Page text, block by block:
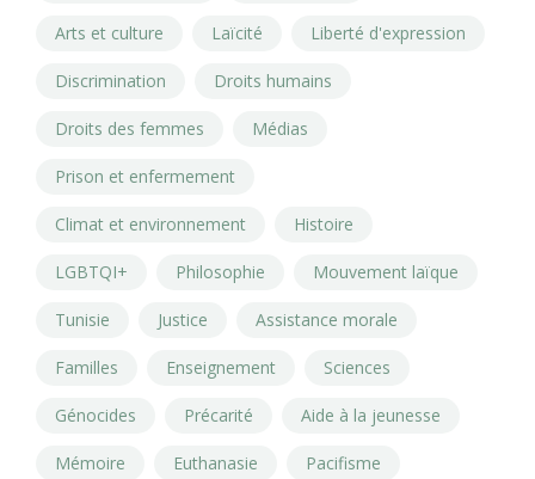
Arts et culture Laïcité Liberté d'expression
Discrimination Droits humains
Droits des femmes Médias
Prison et enfermement
Climat et environnement Histoire
LGBTQI+ Philosophie Mouvement laïque
Tunisie Justice Assistance morale
Familles Enseignement Sciences
Génocides Précarité Aide à la jeunesse
Mémoire Euthanasie Pacifisme